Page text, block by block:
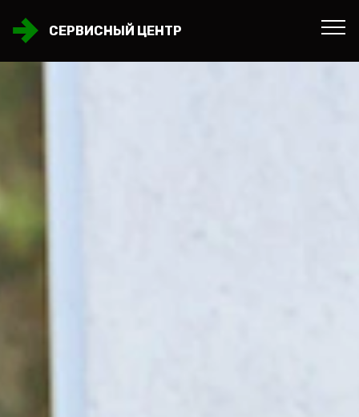
СЕРВИСНЫЙ ЦЕНТР